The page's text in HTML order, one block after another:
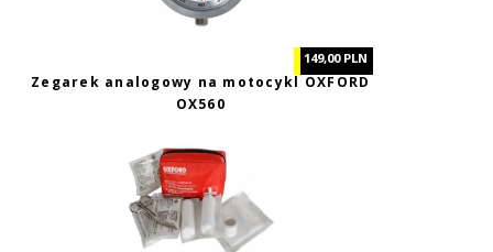
149,00 PLN
Zegarek analogowy na motocykl OXFORD
OX560